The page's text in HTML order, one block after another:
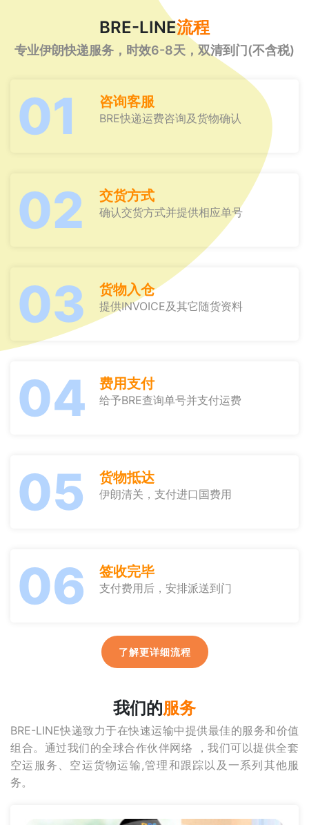
BRE-LINE流程
专业伊朗快递服务，时效6-8天，双清到门(不含税)
01 咨询客服
BRE快递运费咨询及货物确认
02 交货方式
确认交货方式并提供相应单号
03 货物入仓
提供INVOICE及其它随货资料
04 费用支付
给予BRE查询单号并支付运费
05 货物抵达
伊朗清关，支付进口国费用
06 签收完毕
支付费用后，安排派送到门
了解更详细流程
我们的服务
BRE-LINE快递致力于在快速运输中提供最佳的服务和价值
组合。通过我们的全球合作伙伴网络 ，我们可以提供全套
空运服务、空运货物运输,管理和跟踪以及一系列其他服
务。